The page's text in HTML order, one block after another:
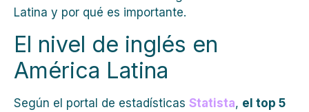
Latina y por qué es importante.
El nivel de inglés en
América Latina
Según el portal de estadísticas Statista, el top 5